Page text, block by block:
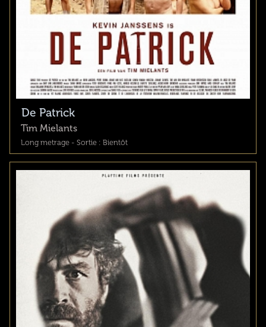
De Patrick
Tim Mielants
Long metrage - Sortie : Bientôt